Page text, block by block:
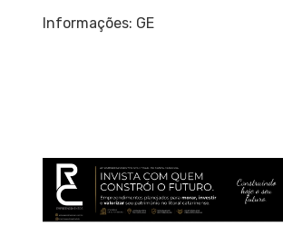
Informações: GE